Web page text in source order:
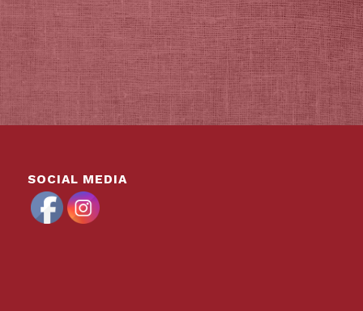
SOCIAL MEDIA